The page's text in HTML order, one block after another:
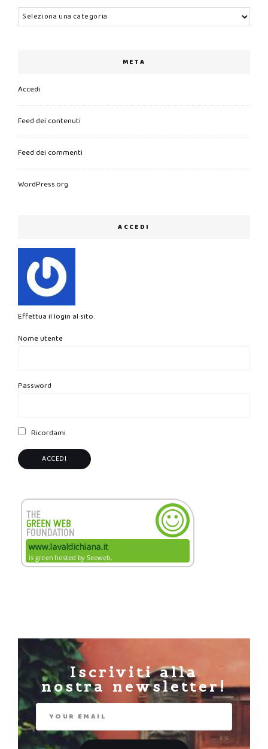
Categorie
META
Accedi
Feed dei contenuti
Feed dei commenti
WordPress.org
ACCEDI
Effettua il login al sito.
Nome utente
Password
Ricordami
Iscriviti alla
nostra newsletter!